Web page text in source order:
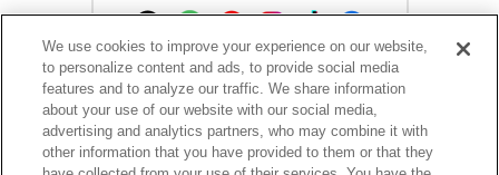
森永製菓公式アカウント一覧
We use cookies to improve your experience on our website,
to personalize content and ads, to provide social media
features and to analyze our traffic. We share information
about your use of our website with our social media,
advertising and analytics partners, who may combine it with
other information that you have provided to them or that they